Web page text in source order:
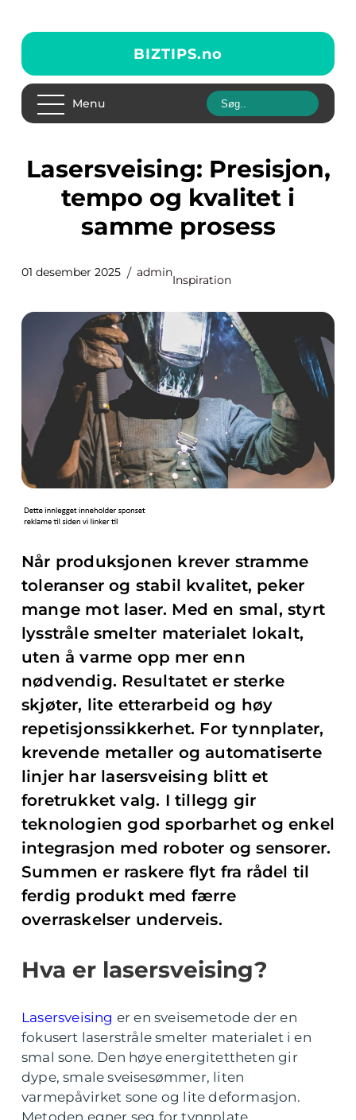
BIZTIPS.no
Menu
Lasersveising: Presisjon,
tempo og kvalitet i
samme prosess
01 desember 2025 admin
Inspiration
Når produksjonen krever stramme
toleranser og stabil kvalitet, peker
mange mot laser. Med en smal, styrt
lysstråle smelter materialet lokalt,
uten å varme opp mer enn
nødvendig. Resultatet er sterke
skjøter, lite etterarbeid og høy
repetisjonssikkerhet. For tynnplater,
krevende metaller og automatiserte
linjer har lasersveising blitt et
foretrukket valg. I tillegg gir
teknologien god sporbarhet og enkel
integrasjon med roboter og sensorer.
Summen er raskere flyt fra rådel til
ferdig produkt med færre
overraskelser underveis.
Hva er lasersveising?
Lasersveising er en sveisemetode der en
fokusert laserstråle smelter materialet i en
smal sone. Den høye energitettheten gir
dype, smale sveisesømmer, liten
varmepåvirket sone og lite deformasjon.
Metoden egner seg for tynnplate,